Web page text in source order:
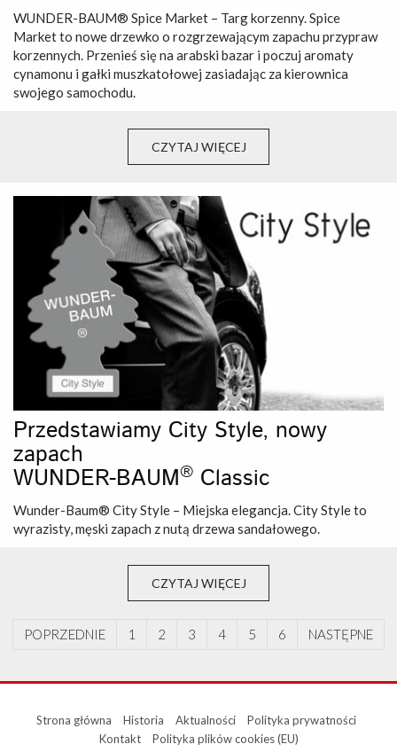
WUNDER-BAUM® Spice Market – Targ korzenny. Spice
Market to nowe drzewko o rozgrzewającym zapachu przypraw
korzennych. Przenieś się na arabski bazar i poczuj aromaty
cynamonu i gałki muszkatołowej zasiadając za kierownica
swojego samochodu.
CZYTAJ WIĘCEJ
Przedstawiamy City Style, nowy
zapach
WUNDER-BAUM® Classic
Wunder-Baum® City Style – Miejska elegancja. City Style to
wyrazisty, męski zapach z nutą drzewa sandałowego.
CZYTAJ WIĘCEJ
POPRZEDNIE 1 2 3 4 5 6 NASTĘPNE
Strona główna Historia Aktualności
Polityka prywatności
Kontakt
Polityka plików cookies (EU)